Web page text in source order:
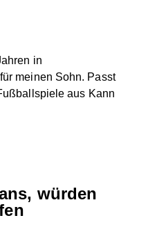
in
meinen Sohn. Passt
aus Kann
würden